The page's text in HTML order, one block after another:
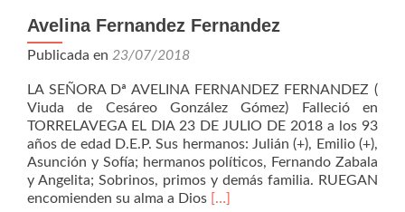
Avelina Fernandez Fernandez
Publicada en 23/07/2018
LA SEÑORA Dª AVELINA FERNANDEZ FERNANDEZ (
Viuda de Cesáreo González Gómez) Falleció en
TORRELAVEGA EL DIA 23 DE JULIO DE 2018 a los 93
años de edad D.E.P. Sus hermanos: Julián (+), Emilio (+),
Asunción y Sofía; hermanos políticos, Fernando Zabala
y Angelita; Sobrinos, primos y demás familia. RUEGAN
encomienden su alma a Dios Leer
[…]